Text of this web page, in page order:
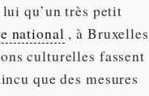
qu’un très petit
national , à
culturelles fassent
que des mesures